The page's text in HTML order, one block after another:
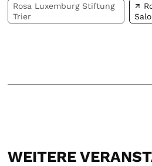
Rosa Luxemburg Stiftung
Trier
WEITERE